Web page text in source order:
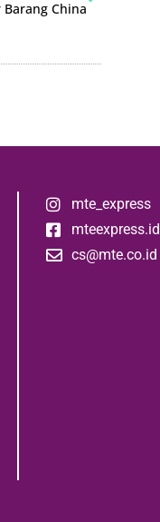
China
mte_express
mteexpress.id
cs@mte.co.id